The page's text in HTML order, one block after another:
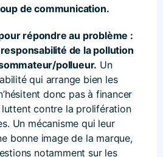
de communication.
répondre au problème :
de la pollution
pollueur. Un
qui arrange bien les
donc pas à financer
contre la prolifération
Un mécanisme qui leur
bonne image de la marque,
notamment sur les